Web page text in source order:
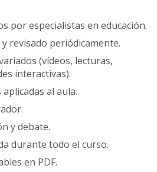
por especialistas en educación.
revisado periódicamente.
(vídeos, lecturas,
interactivas).
al aula.
y debate.
durante todo el curso.
en PDF.